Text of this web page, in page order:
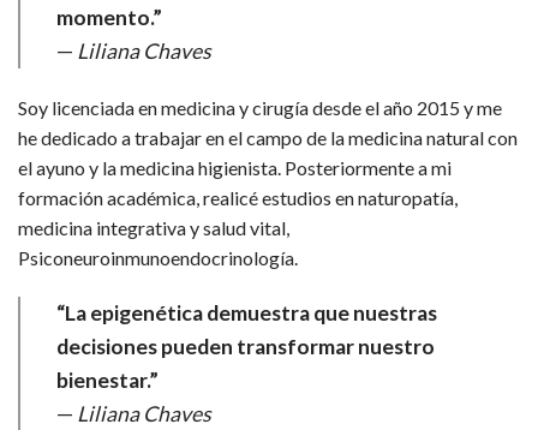
momento.”
— Liliana Chaves
Soy licenciada en medicina y cirugía desde el año 2015 y me
he dedicado a trabajar en el campo de la medicina natural con
el ayuno y la medicina higienista. Posteriormente a mi
formación académica, realicé estudios en naturopatía,
medicina integrativa y salud vital,
Psiconeuroinmunoendocrinología.
“La epigenética demuestra que nuestras
decisiones pueden transformar nuestro
bienestar.”
— Liliana Chaves